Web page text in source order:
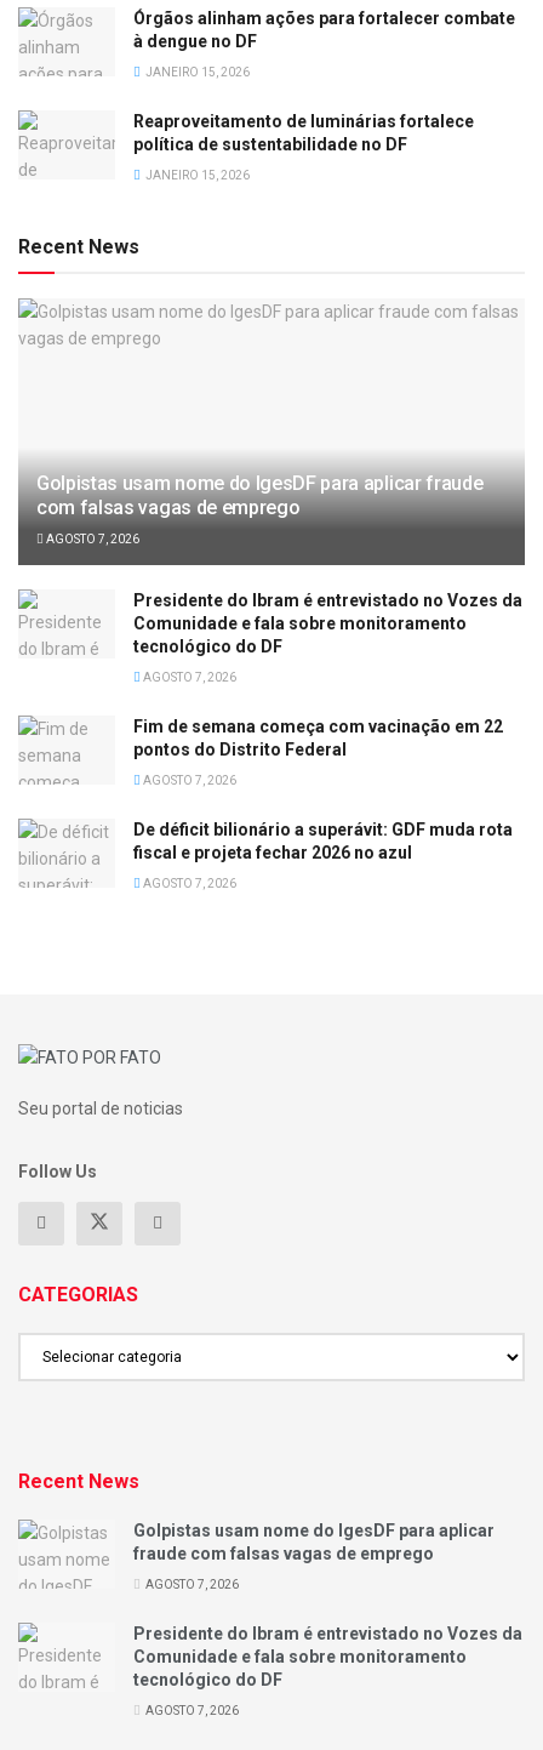
Órgãos alinham ações para fortalecer combate
à dengue no DF
JANEIRO 15, 2026
Reaproveitamento de luminárias fortalece
política de sustentabilidade no DF
JANEIRO 15, 2026
Recent News
Golpistas usam nome do IgesDF para aplicar fraude
com falsas vagas de emprego
AGOSTO 7, 2026
Presidente do Ibram é entrevistado no Vozes da
Comunidade e fala sobre monitoramento
tecnológico do DF
AGOSTO 7, 2026
Fim de semana começa com vacinação em 22
pontos do Distrito Federal
AGOSTO 7, 2026
De déficit bilionário a superávit: GDF muda rota
fiscal e projeta fechar 2026 no azul
AGOSTO 7, 2026
Seu portal de noticias
Follow Us
CATEGORIAS
Recent News
Golpistas usam nome do IgesDF para aplicar
fraude com falsas vagas de emprego
AGOSTO 7, 2026
Presidente do Ibram é entrevistado no Vozes da
Comunidade e fala sobre monitoramento
tecnológico do DF
AGOSTO 7, 2026